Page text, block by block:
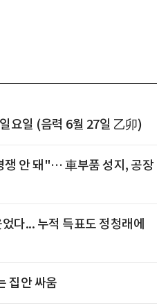
요일 (음력 6월 27일 乙卯)
쟁 안 돼"… 車부품 성지, 공장
다... 누적 득표도 정청래에
집안 싸움